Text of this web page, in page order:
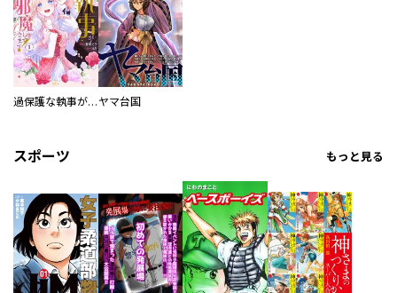
過保護な執事が私の婚活を邪魔してきます！ ヤマ台国
スポーツ もっと見る